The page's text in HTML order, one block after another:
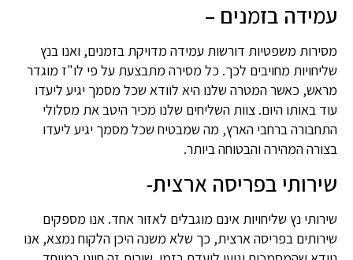
עמידה בזמנים –
מסירות משפטיות דורשות עמידה מדויקת בזמנים, ואנו בנץ
שליחויות מחויבים לכך. כל מסירה מתבצעת על פי לו"ז מוגדר
מראש, כאשר המטרה שלנו היא לוודא שכל מסמך יגיע ליעדו
עוד באותו היום. צוות השליחים שלנו מכיר היטב את מסלולי
התחבורה ברחבי הארץ, מה שמבטיח שכל מסמך יגיע ליעדו
בצורה המהירה והבטוחה ביותר.
שירותי בפריסה ארצית-
שירותי נץ שליחויות אינם מוגבלים לאזור אחד. אנו מספקים
שירותים בפריסה ארצית, כך שלא משנה היכן הלקוח נמצא, אנו